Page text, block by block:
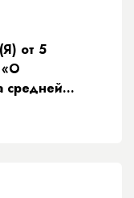
от 5
средней